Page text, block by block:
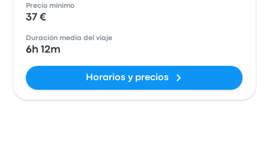
Precio mínimo
37 €
Duración media del viaje
6h 12m
Horarios y precios